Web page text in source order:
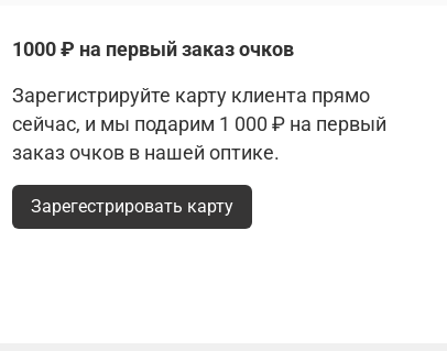
1000 ₽ на первый заказ очков
Зарегистрируйте карту клиента прямо
сейчас, и мы подарим 1 000 ₽ на первый
заказ очков в нашей оптике.
Зарегестрировать карту